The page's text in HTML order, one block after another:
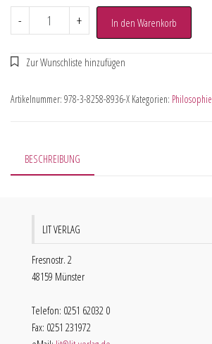
- + In den Warenkorb
Artikelnummer: 978-3-8258-8936-X Kategorien: Philosophie
BESCHREIBUNG
LIT VERLAG
Fresnostr. 2
48159 Münster
Telefon: 0251 62032 0
Fax: 0251 231972